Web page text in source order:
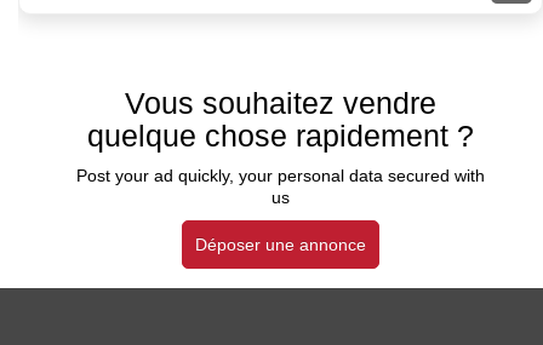
Vous souhaitez vendre
quelque chose rapidement ?
Post your ad quickly, your personal data secured with
us
Déposer une annonce